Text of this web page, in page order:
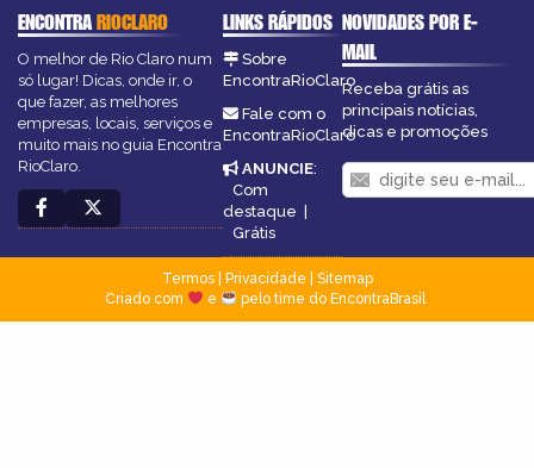
ENCONTRARIOCLARO
O melhor de Rio Claro num
só lugar! Dicas, onde ir, o
que fazer, as melhores
empresas, locais, serviços e
muito mais no guia Encontra
RioClaro.
LINKS RÁPIDOS
Sobre
EncontraRioClaro
Fale com o
EncontraRioClaro
ANUNCIE:
Com
destaque |
Grátis
NOVIDADES POR E-
MAIL
Receba grátis as
principais notícias,
dicas e promoções
Termos| Privacidade
Sitemap
Criado com
e pelo time do EncontraBrasil